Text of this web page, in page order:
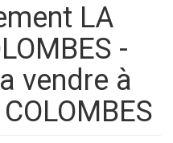
-
vendre à